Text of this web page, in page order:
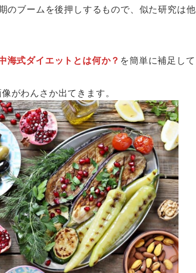
のブームを後押しするもので、似た研究は他
海式ダイエットとは何か？ を簡単に補足して
がわんさか出てきます。